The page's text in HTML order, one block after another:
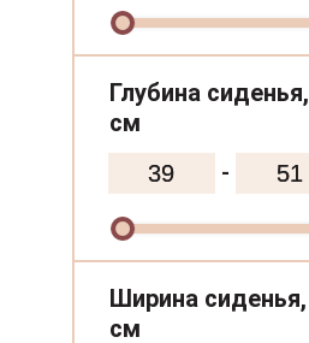
бежевый лён
мокко
кремовый
бежевый
айвори
чернильно-синий
светло-серый
Глубина сиденья,
см
-
Ширина сиденья,
см